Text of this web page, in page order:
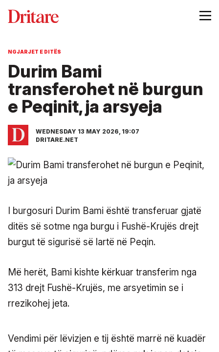
NGJARJET E DITËS
Durim Bami
transferohet në burgun
e Peqinit, ja arsyeja
WEDNESDAY 13 MAY 2026, 19:07
DRITARE.NET
I burgosuri Durim Bami është transferuar gjatë
ditës së sotme nga burgu i Fushë-Krujës drejt
burgut të sigurisë së lartë në Peqin.
Më herët, Bami kishte kërkuar transferim nga
313 drejt Fushë-Krujës, me arsyetimin se i
rrezikohej jeta.
Vendimi për lëvizjen e tij është marrë në kuadër